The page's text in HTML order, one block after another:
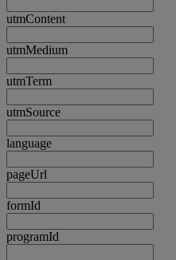
utmContent
utmMedium
utmTerm
utmSource
language
pageUrl
formId
programId